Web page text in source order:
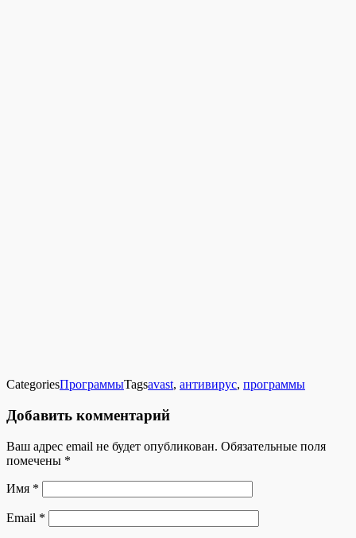
CategoriesПрограммыTagsavast, антивирус, программы
Добавить комментарий
Ваш адрес email не будет опубликован. Обязательные поля
помечены *
Имя *
Email *